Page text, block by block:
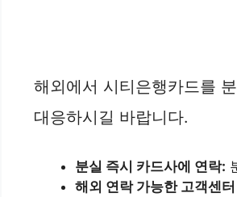
해외에서 시티은행카드를
대응하시길 바랍니다.
분실 즉시 카드사에 연락:
해외 연락 가능한 고객센